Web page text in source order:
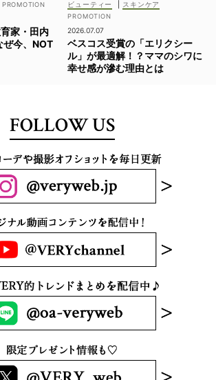
家・田内
ぜ今、NOT
ビューティー スキンケア
2026.07.07
ベスコス受賞の「エリクシー
ル」が最適解！？ママのシワに
幸せ感が滲む理由とは
FOLLOW US